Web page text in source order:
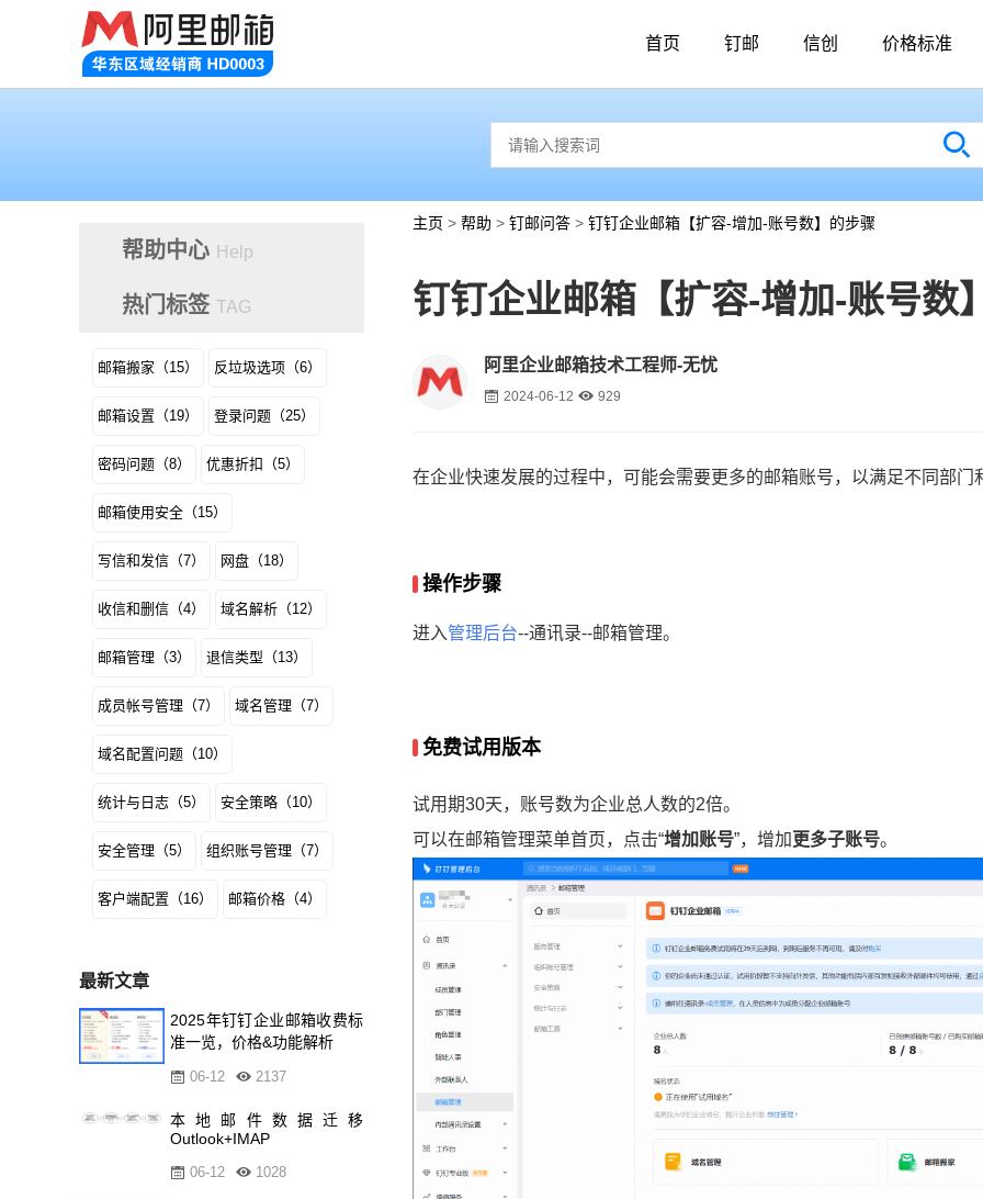
首页 钉邮 信创 价格标准
主页 > 帮助 > 钉邮问答 > 钉钉企业邮箱【扩容-增加-账号数】的步骤
钉钉企业邮箱【扩容-增加-账号数
阿里企业邮箱技术工程师-无忧
2024-06-12 929
在企业快速发展的过程中，可能会需要更多的邮箱账号，以满足不同部门
操作步骤
进入管理后台--通讯录--邮箱管理。
免费试用版本
试用期30天，账号数为企业总人数的2倍。
可以在邮箱管理菜单首页，点击“增加账号”，增加 更多子账号。
帮助中心 Help
热门标签 TAG
邮箱搬家（15） 反垃圾选项（6）
邮箱设置（19） 登录问题（25）
密码问题（8） 优惠折扣（5）
邮箱使用安全（15）
写信和发信（7） 网盘（18）
收信和删信（4） 域名解析（12）
邮箱管理（3） 退信类型（13）
成员帐号管理（7） 域名管理（7）
域名配置问题（10）
统计与日志（5） 安全策略（10）
安全管理（5） 组织账号管理（7）
客户端配置（16） 邮箱价格（4）
最新文章
2025年钉钉企业邮箱收费标
准一览，价格&功能解析
06-12 2137
本地邮件数据迁移
Outlook+IMAP
06-12 1028